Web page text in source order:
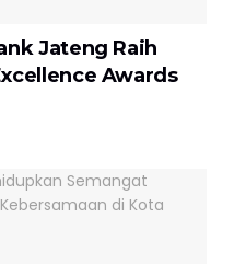
Jateng Raih
Awards